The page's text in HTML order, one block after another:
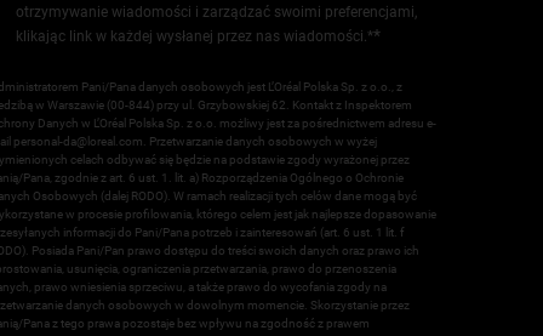
otrzymywanie wiadomości i zarządzać swoimi preferencjami,
klikając link w każdej wysłanej przez nas wiadomości.**
Pani/Pana danych osobowych jest L’Oréal Polska Sp. z o.o., z
w Warszawie (00-844) przy ul. Grzybowskiej 62. Kontakt z Inspektorem
Danych w L’Oréal Polska Sp. z o.o. możliwy jest za pośrednictwem adresu e-
personal-da@loreal.com. Przetwarzanie danych osobowych w wyżej
celach odbywać się będzie na podstawie zgody wyrażonej przez
Pana, zgodnie z art. 6 ust. 1. lit. a) Rozporządzenia Ogólnego o Ochronie
Osobowych (dalej RODO). W ramach realizacji tych celów dane mogą być
w procesie profilowania, którego celem jest jak najlepsze dopasowanie
informacji do Pani/Pana potrzeb i zainteresowań (art. 6 ust. 1 lit. f
Posiada Pani/Pan prawo dostępu do treści swoich danych oraz prawo ich
usunięcia, ograniczenia przetwarzania, prawo do przenoszenia
prawo wniesienia sprzeciwu, a także prawo do wycofania zgody na
danych osobowych w dowolnym momencie. Skorzystanie przez
Pana z tego prawa pozostaje bez wpływu na zgodność z prawem